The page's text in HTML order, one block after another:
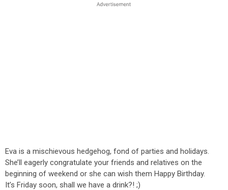
Eva is a mischievous hedgehog, fond of parties and holidays.
She’ll eagerly congratulate your friends and relatives on the
beginning of weekend or she can wish them Happy Birthday.
It’s Friday soon, shall we have a drink?! ;)